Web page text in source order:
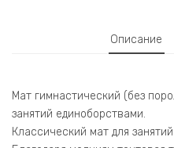
Описание
Мат гимнастический (без
занятий единоборствами.
Классический мат для